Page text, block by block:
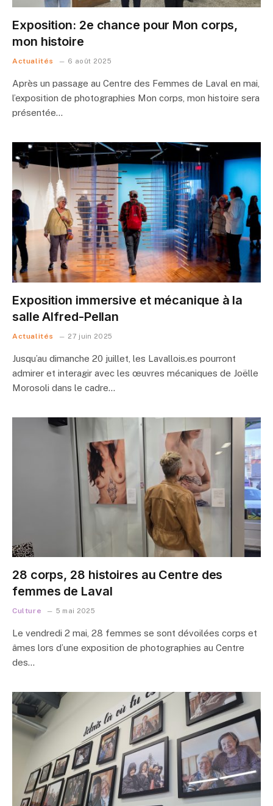
Exposition: 2e chance pour Mon corps,
mon histoire
Actualités 6 août 2025
Après un passage au Centre des Femmes de Laval en mai,
l’exposition de photographies Mon corps, mon histoire sera
présentée…
Exposition immersive et mécanique à la
salle Alfred-Pellan
Actualités 27 juin 2025
Jusqu’au dimanche 20 juillet, les Lavallois.es pourront
admirer et interagir avec les œuvres mécaniques de Joëlle
Morosoli dans le cadre…
28 corps, 28 histoires au Centre des
femmes de Laval
Culture 5 mai 2025
Le vendredi 2 mai, 28 femmes se sont dévoilées corps et
âmes lors d’une exposition de photographies au Centre
des…